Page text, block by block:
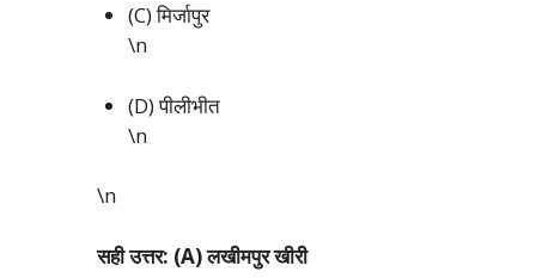
(C) मिर्जापुर
\n
(D) पीलीभीत
\n
\n
सही उत्तर: (A) लखीमपुर खीरी